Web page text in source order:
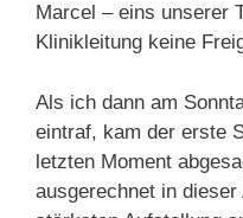
Marcel – eins unserer
Klinikleitung keine
Als ich dann am
eintraf, kam der erste
letzten Moment
ausgerechnet in